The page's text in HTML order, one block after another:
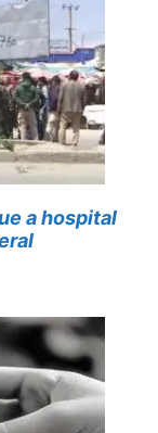
a hospital